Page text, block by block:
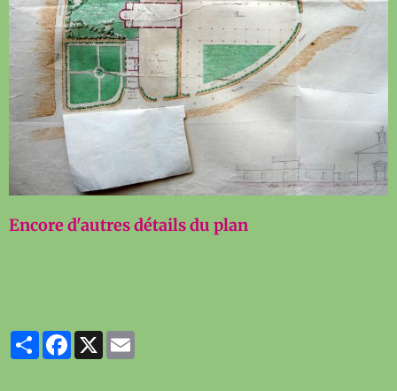
Encore d'autres détails du plan
PartagerFacebook
X